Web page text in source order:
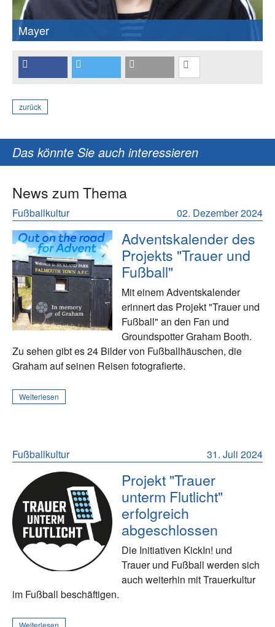
Mayer
zurück
Das könnte Sie auch interessieren
News zum Thema
02. Dezember 2024
Fußballkultur
Adventskalender des
Projekts "Trauer und
Fußball"
Mit einem Adventskalender
erinnert das Projekt "Trauer und
Fußball" an den Fan und
Groundspotter Graham Booth.
Zu sehen gibt es 24 Bilder von Fußballhäuschen, die
Graham auf seinen Reisen fotografierte.
Weiterlesen
31. Juli 2024
Fußballkultur
Projekt "Trauer
unterm Flutlicht"
erfolgreich
abgeschlossen
Die Initiativen KickIn! und
Trauer und Fußball werden sich
auch weiterhin mit Trauerkultur
im Fußball beschäftigen.